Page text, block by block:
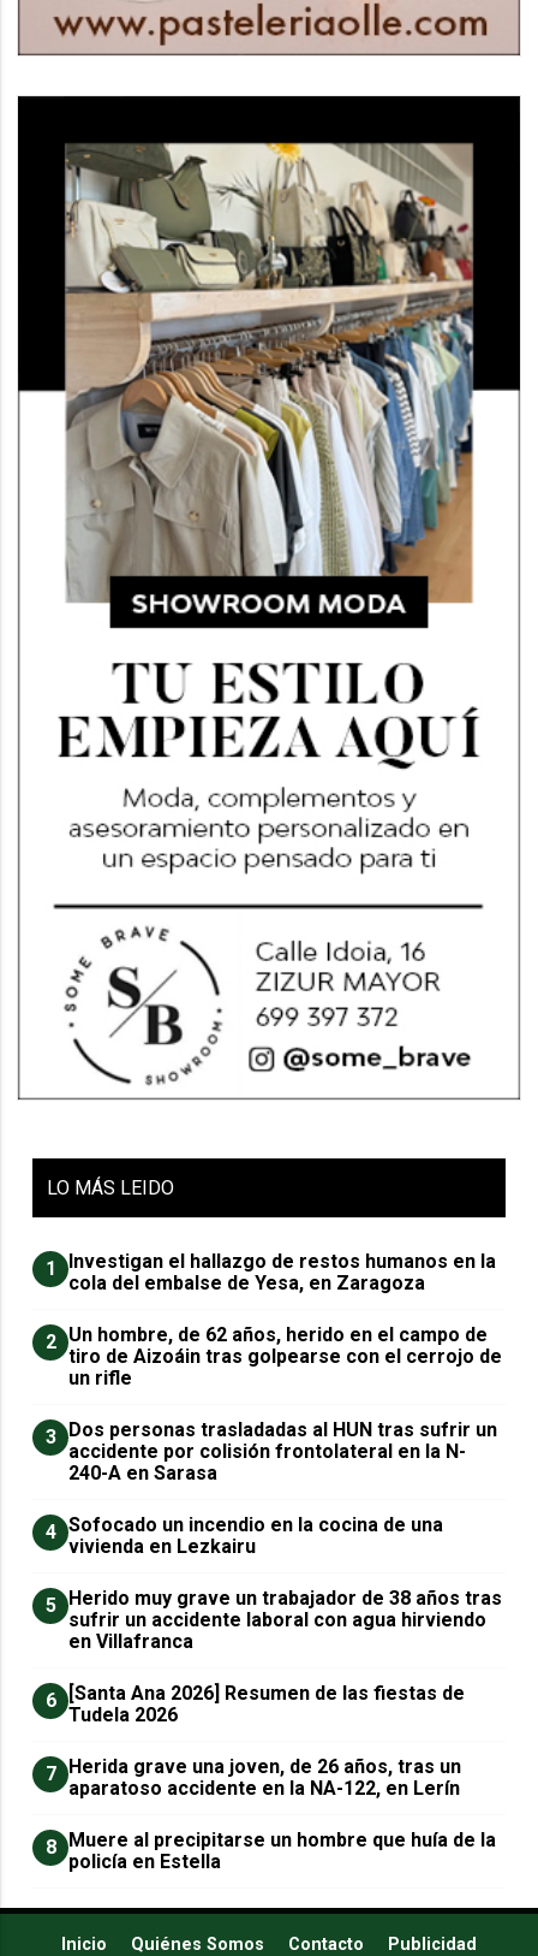
LO MÁS LEIDO
1
Investigan el hallazgo de restos humanos en la
cola del embalse de Yesa, en Zaragoza
2 Un hombre, de 62 años, herido en el campo de
tiro de Aizoáin tras golpearse con el cerrojo de
un rifle
3 ​Dos personas trasladadas al HUN tras sufrir un
accidente por colisión frontolateral en la N-
240-A en Sarasa
4 Sofocado un incendio en la cocina de una
vivienda en Lezkairu
5 Herido muy grave un trabajador de 38 años tras
sufrir un accidente laboral con agua hirviendo
en Villafranca
6
[Santa Ana 2026] Resumen de las fiestas de
Tudela 2026
7 Herida grave una joven, de 26 años, tras un
aparatoso accidente en la NA-122, en Lerín
8 Muere al precipitarse un hombre que huía de la
policía en Estella
Inicio Quiénes Somos Contacto
Publicidad